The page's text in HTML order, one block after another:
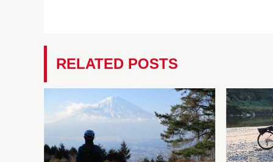
RELATED POSTS